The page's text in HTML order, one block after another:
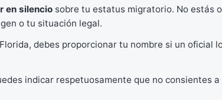
en silencio sobre tu estatus migratorio. No estás
o tu situación legal.
debes proporcionar tu nombre si un oficial
indicar respetuosamente que no consientes